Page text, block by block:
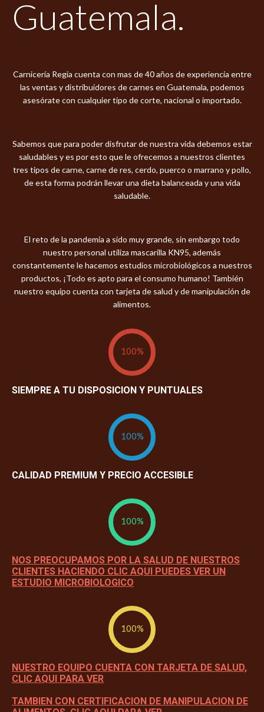
Guatemala.
Carnicería Regia cuenta con mas de 40 años de experiencia entre
las ventas y distribuidores de carnes en Guatemala, podemos
asesórate con cualquier tipo de corte, nacional o importado.
Sabemos que para poder disfrutar de nuestra vida debemos estar
saludables y es por esto que le ofrecemos a nuestros clientes
tres tipos de carne, carne de res, cerdo, puerco o marrano y pollo,
de esta forma podrán llevar una dieta balanceada y una vida
saludable.
El reto de la pandemia a sido muy grande, sin embargo todo
nuestro personal utiliza mascarilla KN95, además
constantemente le hacemos estudios microbiológicos a nuestros
productos, ¡Todo es apto para el consumo humano! También
nuestro equipo cuenta con tarjeta de salud y de manipulación de
alimentos.
100%
SIEMPRE A TU DISPOSICION Y PUNTUALES
100%
CALIDAD PREMIUM Y PRECIO ACCESIBLE
100%
NOS PREOCUPAMOS POR LA SALUD DE NUESTROS
CLIENTES HACIENDO CLIC AQUI PUEDES VER UN
ESTUDIO MICROBIOLOGICO
100%
NUESTRO EQUIPO CUENTA CON TARJETA DE SALUD,
CLIC AQUI PARA VER
TAMBIEN CON CERTIFICACION DE MANIPULACION DE